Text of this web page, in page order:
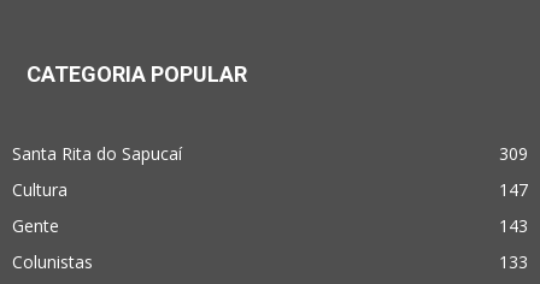
CATEGORIA POPULAR
Santa Rita do Sapucaí
309
Cultura
147
Gente
143
Colunistas
133